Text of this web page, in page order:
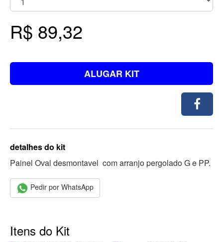
R$ 89,32
ALUGAR KIT
detalhes do kit
Painel Oval desmontavel com arranjo pergolado G e PP.
Pedir por WhatsApp
Itens do Kit